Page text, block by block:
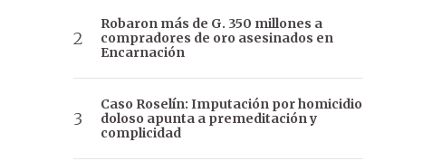
Robaron más de G. 350 millones a
compradores de oro asesinados en
Encarnación
Caso Roselín: Imputación por homicidio
doloso apunta a premeditación y
complicidad